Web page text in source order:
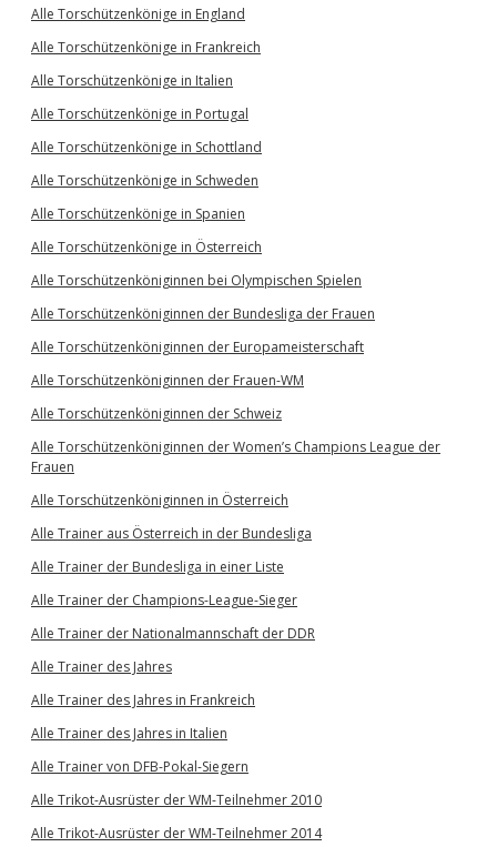
Alle Torschützenkönige in England
Alle Torschützenkönige in Frankreich
Alle Torschützenkönige in Italien
Alle Torschützenkönige in Portugal
Alle Torschützenkönige in Schottland
Alle Torschützenkönige in Schweden
Alle Torschützenkönige in Spanien
Alle Torschützenkönige in Österreich
Alle Torschützenköniginnen bei Olympischen Spielen
Alle Torschützenköniginnen der Bundesliga der Frauen
Alle Torschützenköniginnen der Europameisterschaft
Alle Torschützenköniginnen der Frauen-WM
Alle Torschützenköniginnen der Schweiz
Alle Torschützenköniginnen der Women’s Champions League der
Frauen
Alle Torschützenköniginnen in Österreich
Alle Trainer aus Österreich in der Bundesliga
Alle Trainer der Bundesliga in einer Liste
Alle Trainer der Champions-League-Sieger
Alle Trainer der Nationalmannschaft der DDR
Alle Trainer des Jahres
Alle Trainer des Jahres in Frankreich
Alle Trainer des Jahres in Italien
Alle Trainer von DFB-Pokal-Siegern
Alle Trikot-Ausrüster der WM-Teilnehmer 2010
Alle Trikot-Ausrüster der WM-Teilnehmer 2014